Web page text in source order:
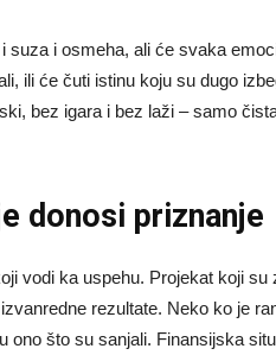
suza i osmeha, ali će svaka
ili će čuti istinu koju su dugo
bez igara i bez laži – samo
donosi priznanje
vodi ka uspehu. Projekat koji su
rezultate. Neko ko je
ono što su sanjali. Finansijska